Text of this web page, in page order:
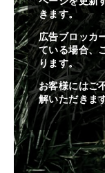
きます。
広告ブロッカ
ている場合、
ります。
お客様にはご
解いただきま